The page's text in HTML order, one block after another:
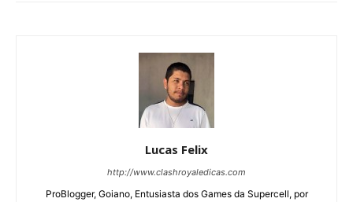
Lucas Felix
http://www.clashroyaledicas.com
ProBlogger, Goiano, Entusiasta dos Games da Supercell, por